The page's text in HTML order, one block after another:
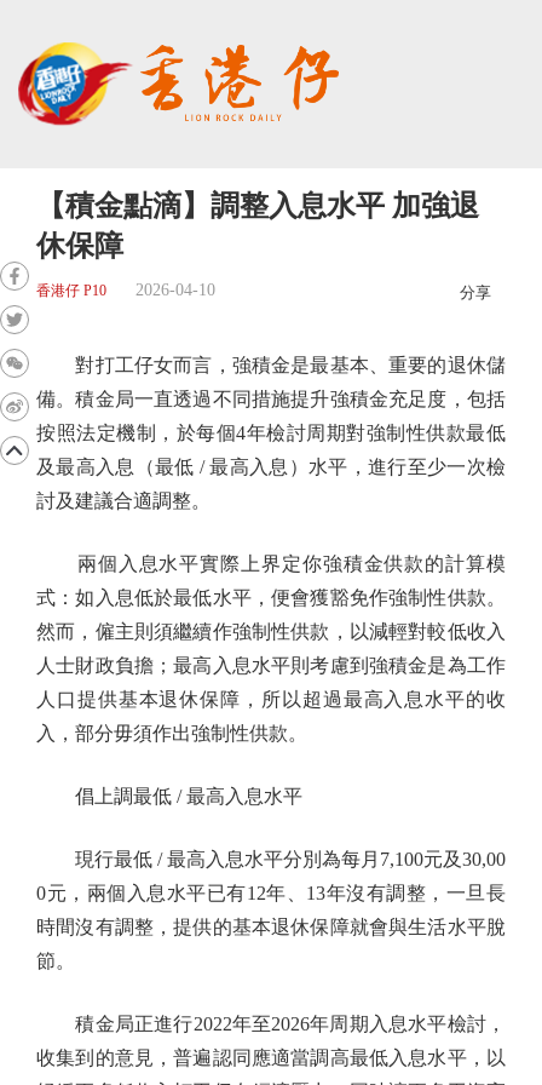
【積金點滴】調整入息水平 加強退
休保障
香港仔 P10 2026-04-10 分享
對打工仔女而言，強積金是最基本、重要的退休儲
備。積金局一直透過不同措施提升強積金充足度，包括
按照法定機制，於每個4年檢討周期對強制性供款最低
及最高入息（最低 / 最高入息）水平，進行至少一次檢
討及建議合適調整。
兩個入息水平實際上界定你強積金供款的計算模
式：如入息低於最低水平，便會獲豁免作強制性供款。
然而，僱主則須繼續作強制性供款，以減輕對較低收入
人士財政負擔；最高入息水平則考慮到強積金是為工作
人口提供基本退休保障，所以超過最高入息水平的收
入，部分毋須作出強制性供款。
倡上調最低 / 最高入息水平
現行最低 / 最高入息水平分別為每月7,100元及30,00
0元，兩個入息水平已有12年、13年沒有調整，一旦長
時間沒有調整，提供的基本退休保障就會與生活水平脫
節。
積金局正進行2022年至2026年周期入息水平檢討，
收集到的意見，普遍認同應適當調高最低入息水平，以